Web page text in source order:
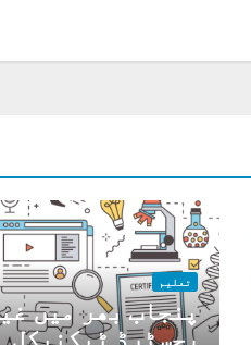
تعلیم
پنجاب بھر میں
رجسٹرڈ ٹیکنیکل